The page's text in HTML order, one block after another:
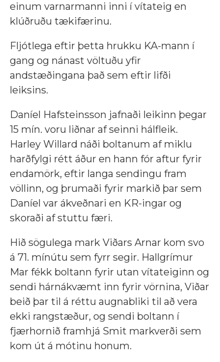
einum varnarmanni inni í vítateig en
klúðruðu tækifærinu.
Fljótlega eftir þetta hrukku KA-mann í
gang og nánast völtuðu yfir
andstæðingana það sem eftir lifði
leiksins.
Daníel Hafsteinsson jafnaði leikinn þegar
15 mín. voru liðnar af seinni hálfleik.
Harley Willard náði boltanum af miklu
harðfylgi rétt áður en hann fór aftur fyrir
endamörk, eftir langa sendingu fram
völlinn, og þrumaði fyrir markið þar sem
Daníel var ákveðnari en KR-ingar og
skoraði af stuttu færi.
Hið sögulega mark Viðars Arnar kom svo
á 71. mínútu sem fyrr segir. Hallgrímur
Mar fékk boltann fyrir utan vítateiginn og
sendi hárnákvæmt inn fyrir vörnina, Viðar
beið þar til á réttu augnabliki til að vera
ekki rangstæður, og sendi boltann í
fjærhornið framhjá Smit markverði sem
kom út á mótinu honum.